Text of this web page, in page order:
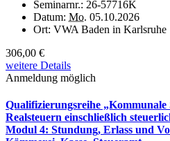
Seminarnr.: 26-57716K
Datum: Mo. 05.10.2026
Ort: VWA Baden in Karlsruhe
306,00 €
weitere Details
Anmeldung möglich
Qualifizierungsreihe „Kommunale
Realsteuern einschließlich
Modul 4: Stundung, Erlass und